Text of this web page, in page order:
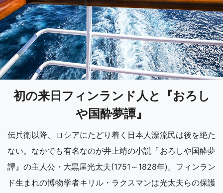
初の来日フィンランド人と『おろし
や国酔夢譚』
伝兵衛以降、ロシアにたどり着く日本人漂流民は後を絶た
ない。なかでも有名なのが井上靖の小説『おろしや国酔夢
譚』の主人公・大黒屋光太夫(1751～1828年)。フィンラン
ド生まれの博物学者キリル・ラクスマンは光太夫らの保護